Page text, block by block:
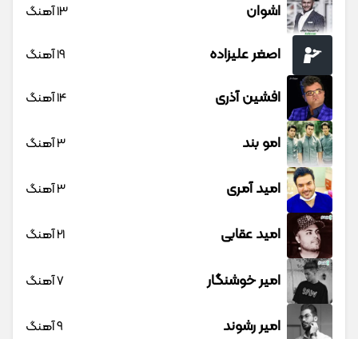
اشوان 13 آهنگ
اصغر علیزاده 19 آهنگ
افشین آذری 14 آهنگ
امو بند 3 آهنگ
امید آمری 3 آهنگ
امید عقابی 21 آهنگ
امیر خوشنگار 7 آهنگ
امیر رشوند 9 آهنگ